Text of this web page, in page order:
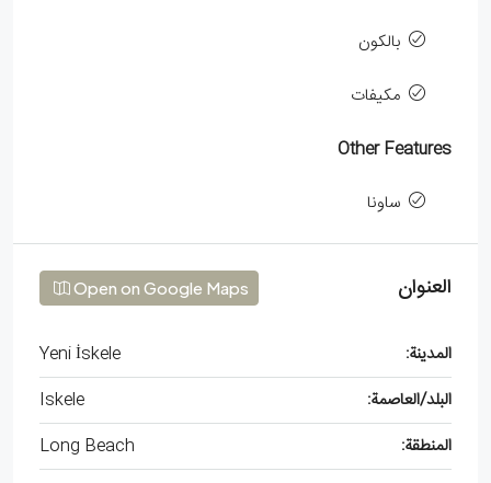
بالكون
مكيفات
Other Features
ساونا
العنوان Open on Google Maps
المدينة:
Yeni İskele
البلد/العاصمة:
Iskele
المنطقة:
Long Beach